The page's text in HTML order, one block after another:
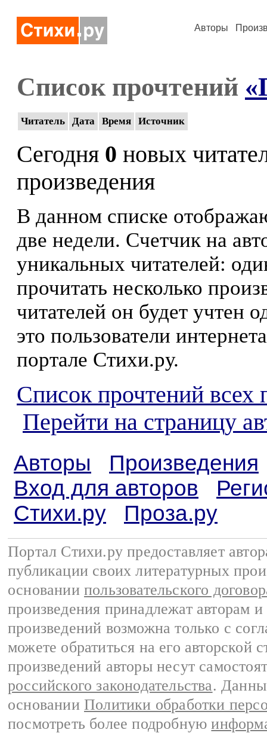
Авторы
Список прочтений
Читатель Дата Время Источник
Сегодня 0 новых
произведения
В данном списке
две недели. Счетчик на
уникальных читателей:
прочитать несколько
читателей он будет учтен
это пользователи
портале Стихи.ру.
Список прочтений всех
Перейти на страницу
Авторы
Произведения
Вход для авторов
Стихи.ру
Проза.ру
Портал Стихи.ру предоставляет
публикации своих литературных
основании пользовательского
произведения принадлежат авторам
произведений возможна только с
можете обратиться на его авторской
произведений авторы несут
российского законодательства.
основании Политики обработки
посмотреть более подробную